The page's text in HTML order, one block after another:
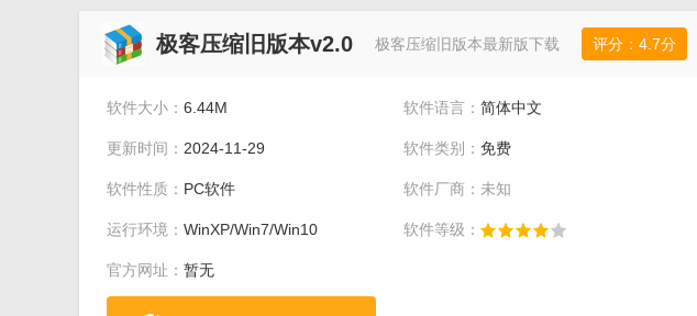
极客压缩旧版本v2.0 极客压缩旧版本最新版下载 评分： 4.7分
软件大小： 6.44M 软件语言： 简体中文
更新时间： 2024-11-29 软件类别： 免费
软件性质： PC软件 软件厂商：未知
运行环境： WinXP/Win7/Win10 软件等级：
官方网址： 暂无